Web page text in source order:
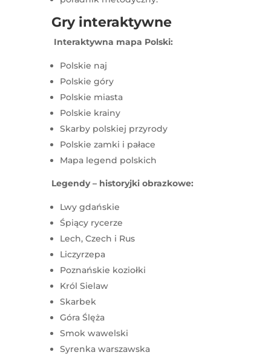
Gry interaktywne
Interaktywna mapa Polski:
Polskie naj
Polskie góry
Polskie miasta
Polskie krainy
Skarby polskiej przyrody
Polskie zamki i pałace
Mapa legend polskich
Legendy – historyjki obrazkowe:
Lwy gdańskie
Śpiący rycerze
Lech, Czech i Rus
Liczyrzepa
Poznańskie koziołki
Król Sielaw
Skarbek
Góra Ślęża
Smok wawelski
Syrenka warszawska